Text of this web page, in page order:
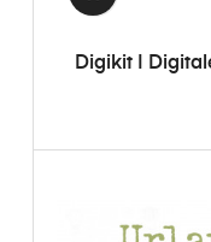
Digikit |